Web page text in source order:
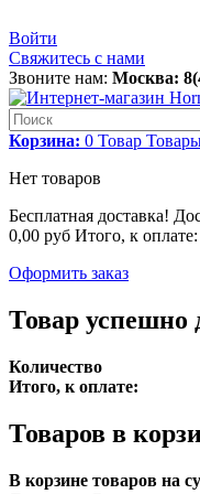
Войти
Свяжитесь с нами
Звоните нам: Москва:
Корзина: 0 Товар
Нет товаров
Бесплатная доставка!
0,00 руб Итого, к оплате:
Оформить заказ
Товар успешно
Количество
Итого, к оплате:
Товаров в
В корзине товаров на